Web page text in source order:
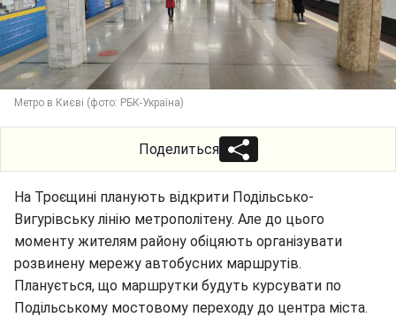
Метро в Києві (фото: РБК-Україна)
Поделиться
На Троєщині планують відкрити Подільсько-
Вигурівську лінію метрополітену. Але до цього
моменту жителям району обіцяють організувати
розвинену мережу автобусних маршрутів.
Планується, що маршрутки будуть курсувати по
Подільському мостовому переходу до центра міста.